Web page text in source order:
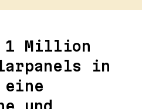
1 Million
in
eine